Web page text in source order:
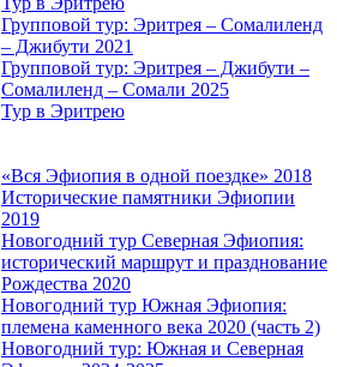
Групповой тур: Эритрея – Cомалиленд
– Джибути 2021
Групповой тур: Эритрея – Джибути –
Сомалиленд – Сомали 2025
Тур в Эритрею
«Вся Эфиопия в одной поездке» 2018
Исторические памятники Эфиопии
2019
Новогодний тур Северная Эфиопия:
исторический маршрут и празднование
Рождества 2020
Новогодний тур Южная Эфиопия:
племена каменного века 2020 (часть 2)
Новогодний тур: Южная и Северная